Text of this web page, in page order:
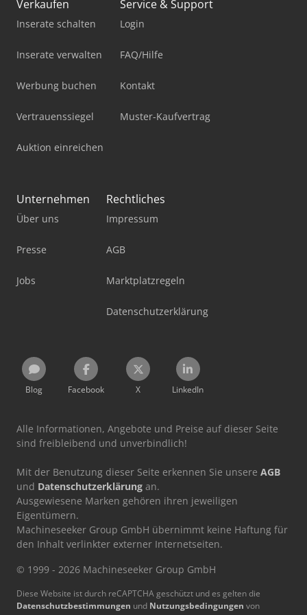
Verkaufen
Inserate schalten
Inserate verwalten
Werbung buchen
Vertrauenssiegel
Auktion einreichen
Service & Support
Login
FAQ/Hilfe
Kontakt
Muster-Kaufvertrag
Unternehmen
Über uns
Presse
Jobs
Rechtliches
Impressum
AGB
Marktplatzregeln
Datenschutzerklärung
Blog Facebook X LinkedIn
Alle Informationen, Angebote und Preise auf dieser Seite
sind freibleibend und unverbindlich!
Mit der Benutzung dieser Seite erkennen Sie unsere AGB
und Datenschutzerklärung an.
Ausgewiesene Marken gehören ihren jeweiligen
Eigentümern.
Machineseeker Group GmbH übernimmt keine Haftung für
den Inhalt verlinkter externer Internetseiten.
© 1999 - 2026 Machineseeker Group GmbH
Diese Website ist durch reCAPTCHA geschützt und es gelten die
Datenschutzbestimmungen und Nutzungsbedingungen von